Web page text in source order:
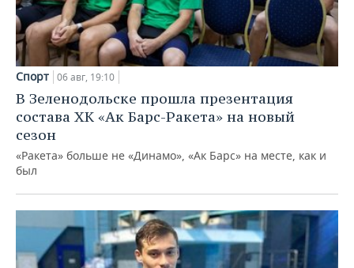
Спорт 06 авг, 19:10
В Зеленодольске прошла презентация
состава ХК «Ак Барс-Ракета» на новый
сезон
«Ракета» больше не «Динамо», «Ак Барс» на месте, как и
был